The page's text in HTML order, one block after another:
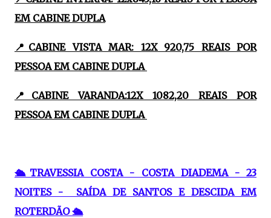
EM CABINE DUPLA
📍CABINE VISTA MAR: 12X 920,75 REAIS POR
PESSOA EM CABINE DUPLA
📍CABINE VARANDA:12X 1082,20 REAIS POR
PESSOA EM CABINE DUPLA
🛳TRAVESSIA COSTA - COSTA DIADEMA - 23
NOITES - SAÍDA DE SANTOS E DESCIDA EM
ROTERDÃO 🛳